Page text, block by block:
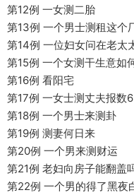
第12例 一女测二胎
第13例 一个男士测租这个
第14例 一位妇女问在老太
第15例 一个女测干生意如
第16例 看阳宅
第17例 一女士测丈夫报数
第18例 一个男士来测卦
第19例 测妻何日来
第20例 一个男来测财运
第21例 老妇向房子能翻盖
第22例 一个男的得了黑夜